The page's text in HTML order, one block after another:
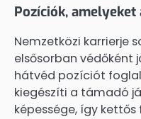
Pozíciók,
Nemzetközi karrierje
elsősorban védőként
hátvéd pozíciót
kiegészíti a támadó
képessége, így